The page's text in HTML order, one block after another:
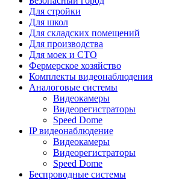
Для стройки
Для школ
Для складских помещений
Для производства
Для моек и СТО
Фермерское хозяйство
Комплекты видеонаблюдения
Аналоговые системы
Видеокамеры
Видеорегистраторы
Speed Dome
IP видеонаблюдение
Видеокамеры
Видеорегистраторы
Speed Dome
Беспроводные системы